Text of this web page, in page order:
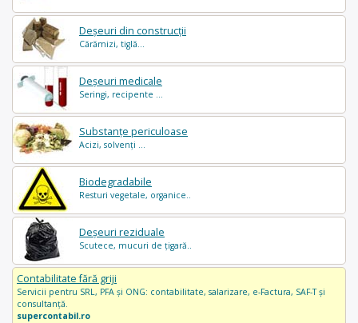
Deșeuri din construcții
Cărămizi, tiglă...
Deșeuri medicale
Seringi, recipente ...
Substanțe periculoase
Acizi, solvenți ...
Biodegradabile
Resturi vegetale, organice..
Deșeuri reziduale
Scutece, mucuri de țigară..
Contabilitate fără griji
Servicii pentru SRL, PFA și ONG: contabilitate, salarizare, e-Factura, SAF-T și
consultanță.
supercontabil.ro